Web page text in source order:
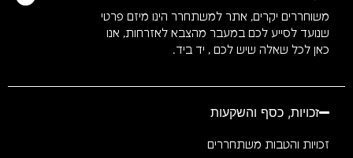
משוחררים יקרים, אתר למשתחרר הינו מיזם פרטי
שנועד לסייע לכם במעבר מהצבא לאזרחות, אנו
כאן לכל שאלה שיש לכם , יד ביד.
זכויות, כסף והשקעות
זכויות והטבות משתחררים